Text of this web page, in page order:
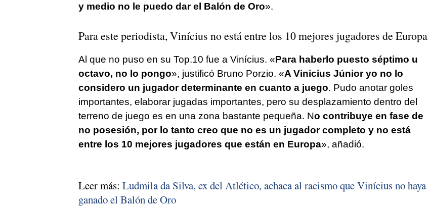
y medio no le puedo dar el Balón de Oro».
Para este periodista, Vinícius no está entre los 10 mejores jugadores de Europa
Al que no puso en su Top.10 fue a Vinícius. «Para haberlo puesto séptimo u
octavo, no lo pongo», justificó Bruno Porzio. «A Vinicius Júnior yo no lo
considero un jugador determinante en cuanto a juego. Pudo anotar goles
importantes, elaborar jugadas importantes, pero su desplazamiento dentro del
terreno de juego es en una zona bastante pequeña. No contribuye en fase de
no posesión, por lo tanto creo que no es un jugador completo y no está
entre los 10 mejores jugadores que están en Europa», añadió.
Leer más: Ludmila da Silva, ex del Atlético, achaca al racismo que Vinícius no haya
ganado el Balón de Oro